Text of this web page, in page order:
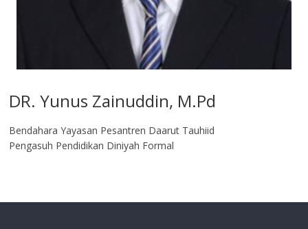
DR. Yunus Zainuddin, M.Pd
Bendahara Yayasan Pesantren Daarut Tauhiid
Pengasuh Pendidikan Diniyah Formal